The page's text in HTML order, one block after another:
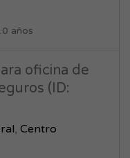
años
oficina de
(ID:
,Centro